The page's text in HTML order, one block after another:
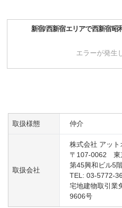
新宿/西新宿エリアで西新宿昭
エラーが発生
取扱様態 仲介
取扱会社
株式会社 アット
〒107-0062 東
第45興和ビル5
TEL: 03-5772-
宅地建物取引
9606号